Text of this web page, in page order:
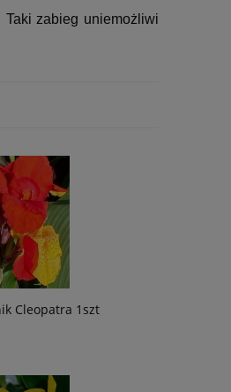
zabieg uniemożliwi
Cleopatra 1szt